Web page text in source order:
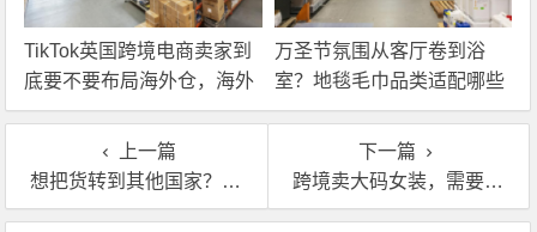
TikTok英国跨境电商卖家到
底要不要布局海外仓，海外
仓优势分析！
万圣节氛围从客厅卷到浴
室？地毯毛巾品类适配哪些
海外仓服务？
上一篇
想把货转到其他国家？海外仓中转服务帮你搞定
下一篇
跨境卖大码女装，需要欧美海外仓一件代发不？